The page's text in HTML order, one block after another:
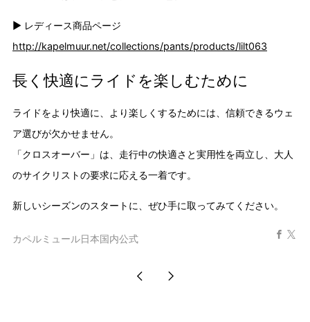
▶︎ レディース商品ページ
http://kapelmuur.net/collections/pants/products/lilt063
長く快適にライドを楽しむために
ライドをより快適に、より楽しくするためには、信頼できるウェ
ア選びが欠かせません。
「クロスオーバー」は、走行中の快適さと実用性を両立し、大人
のサイクリストの要求に応える一着です。
新しいシーズンのスタートに、ぜひ手に取ってみてください。
カペルミュール日本国内公式